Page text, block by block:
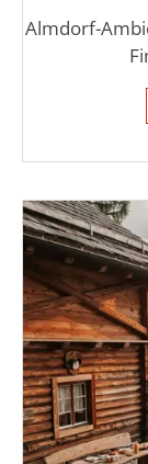
Almdorf-